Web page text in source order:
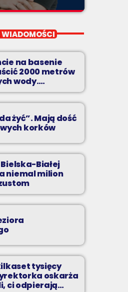
w której film
na basenie
2000 metrów
wody.
i ogromna
żyć”. Mają dość
korków
Białej
niemal milion
tysięcy
oskarża
ci odpierają